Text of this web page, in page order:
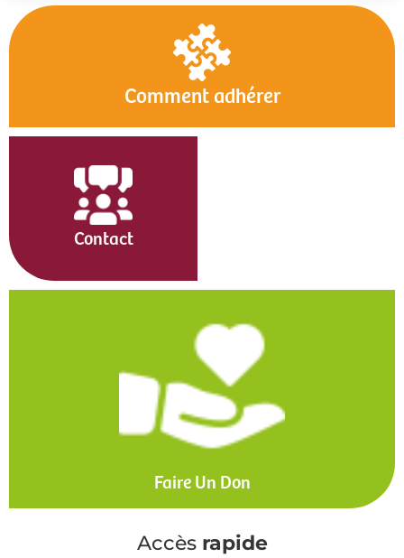
Comment adhérer
Contact
Faire Un Don
Accès rapide